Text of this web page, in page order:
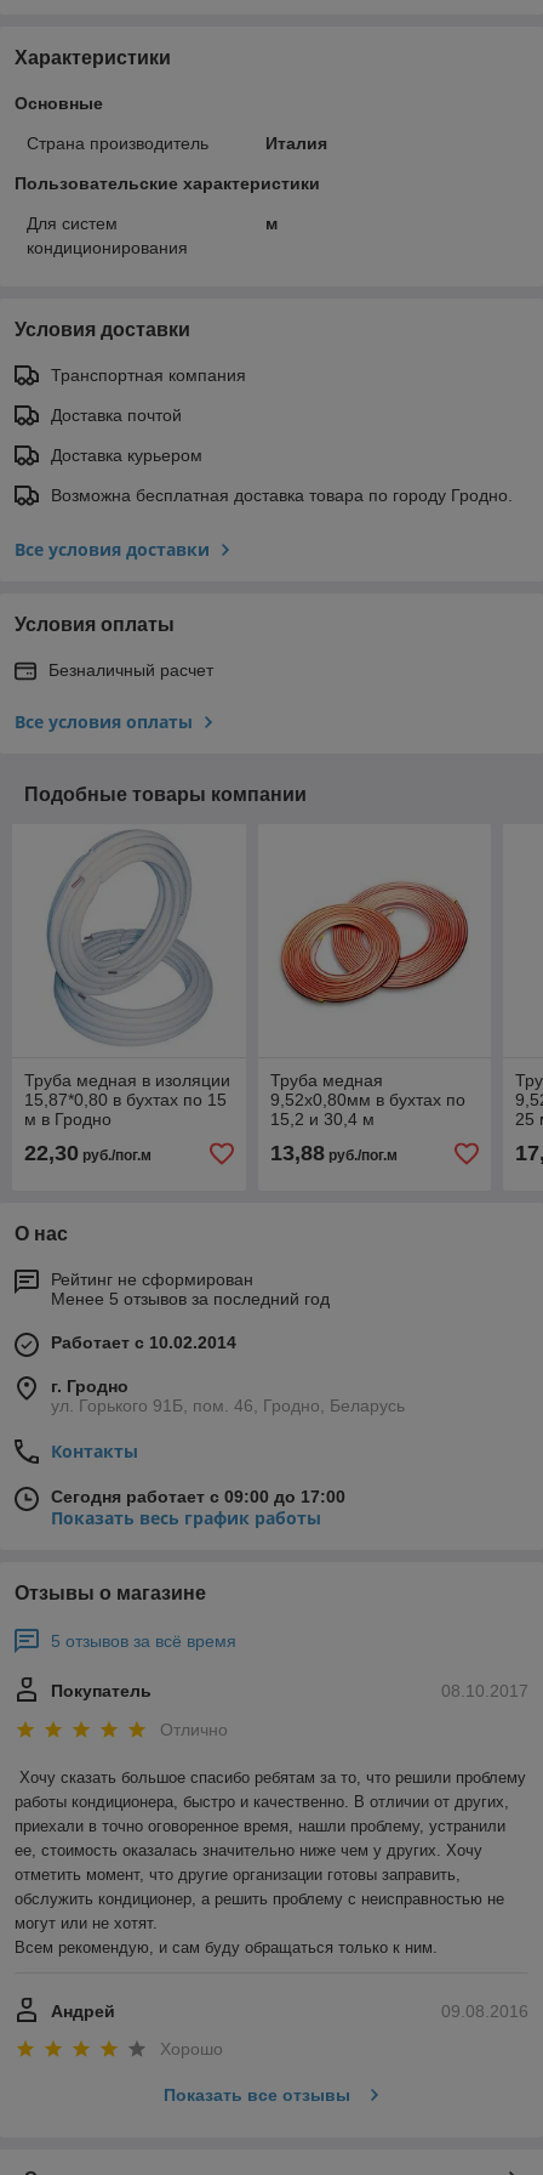
Характеристики
Основные
Страна производитель Италия
Пользовательские характеристики
Для систем
кондиционирования
м
Условия доставки
Транспортная компания
Доставка почтой
Доставка курьером
Возможна бесплатная доставка товара по городу Гродно.
Все условия доставки
Условия оплаты
Безналичный расчет
Все условия оплаты
Подобные товары компании
Труба медная в изоляции
15,87*0,80 в бухтах по 15
м в Гродно
22,30 руб./пог.м
Труба медная
9,52х0,80мм в бухтах по
15,2 и 30,4 м
13,88руб./пог.м
25
О нас
Рейтинг не сформирован
Менее 5 отзывов за последний год
Работает с 10.02.2014
г. Гродно
ул. Горького 91Б, пом. 46, Гродно, Беларусь
Контакты
Сегодня работает с 09:00 до 17:00
Показать весь график работы
Отзывы о магазине
5 отзывов за всё время
08.10.2017
Покупатель
Отлично
Хочу сказать большое спасибо ребятам за то, что решили проблему
работы кондиционера, быстро и качественно. В отличии от других,
приехали в точно оговоренное время, нашли проблему, устранили
ее, стоимость оказалась значительно ниже чем у других. Хочу
отметить момент, что другие организации готовы заправить,
обслужить кондиционер, а решить проблему с неисправностью не
могут или не хотят.
Всем рекомендую, и сам буду обращаться только к ним.
09.08.2016
Андрей
Хорошо
Показать все отзывы